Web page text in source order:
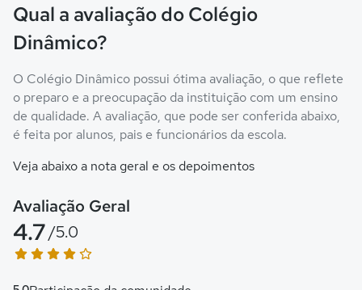
Qual a avaliação do Colégio
Dinâmico?
O Colégio Dinâmico possui ótima avaliação, o que reflete
o preparo e a preocupação da instituição com um ensino
de qualidade. A avaliação, que pode ser conferida abaixo,
é feita por alunos, pais e funcionários da escola.
Veja abaixo a nota geral e os depoimentos
Avaliação Geral
4.7/5.0